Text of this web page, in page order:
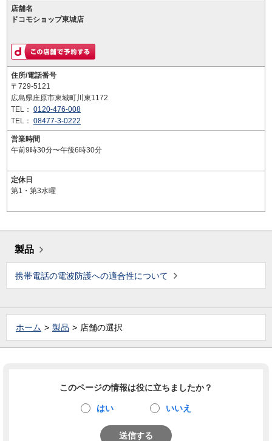
店舗名
ドコモショップ東城店
住所/電話番号
〒729-5121
広島県庄原市東城町川東1172
TEL： 0120-476-008
TEL： 08477-3-0222
営業時間
午前9時30分〜午後6時30分
定休日
第1・第3水曜
製品
携帯電話の電波防護への適合性について
ホーム 製品 店舗の選択
このページの情報は役に立ちましたか？
はい いいえ
送信する